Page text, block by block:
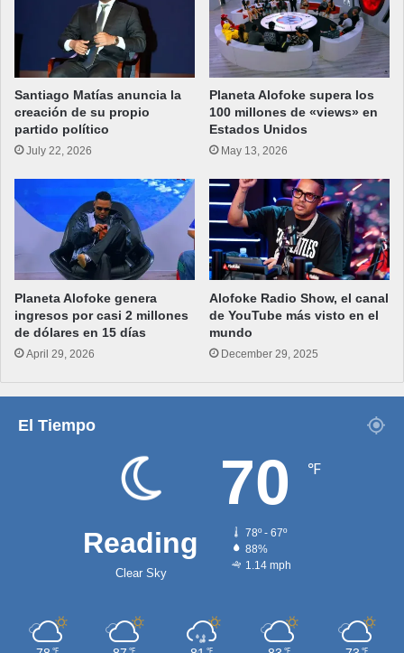
Santiago Matías anuncia la
creación de su propio
partido político
July 22, 2026
Planeta Alofoke supera los
100 millones de «views» en
Estados Unidos
May 13, 2026
Planeta Alofoke genera
ingresos por casi 2 millones
de dólares en 15 días
April 29, 2026
Alofoke Radio Show, el canal
de YouTube más visto en el
mundo
December 29, 2025
El Tiempo
Reading
Clear Sky
70 ℉
78º - 67º
88%
1.14 mph